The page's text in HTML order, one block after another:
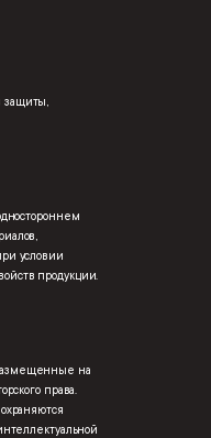
защиты,
условии
продукции.
на
права.